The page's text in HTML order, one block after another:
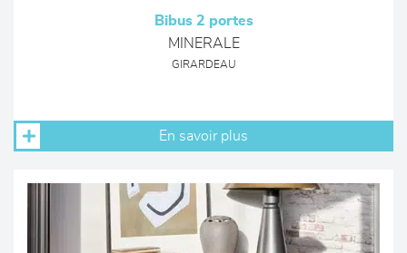
Bibus 2 portes
MINERALE
GIRARDEAU
En savoir plus